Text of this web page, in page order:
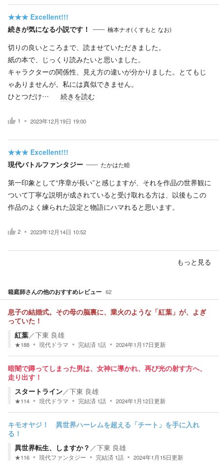
★★★ Excellent!!!
続きが気になる小説です！
楠本ナオ(くすもと なお)
切りの良いところまで、読ませていただきました。
紙の本で、じっくり読みたいと思いました。
キャラクターの関係性、見え方の違いが分かりました。とてもじ
ゃありませんが。私には真似できません。
ひとつだけ…
続きを読む
1 2023年12月19日 19:00
★★★ Excellent!!!
現代バトルファンタジー
たかはた睦
第一印象として“序章が長い”と感じますが、それを作品の世界観に
ついて丁寧な説明が成されていると受け取れる方は、以後もこの
作品のよく練られた設定と物語にハマれると思います。
2 2023年12月14日 10:52
もっと見る
箱庭師さんの他のおすすめレビュー 62
息子の結婚式。その母の脳裏に、業火のような「紅葉」が、よぎ
っていた！
紅葉／下東 良雄
★188 現代ドラマ 完結済 1話 2024年1月17日更新
暗闇で蹲ってしまった男は、女神に導かれ、再び光の射す方へ、
走り出す！
スタートライン／下東 良雄
★114 現代ドラマ 完結済 1話 2024年1月12日更新
キモオヤジ！ 異世界ハーレムを超える「チート」を手に入れ
る！
異世界転生、しますか？ ／下東 良雄
★116 現代ファンタジー 完結済 1話 2024年1月15日更新